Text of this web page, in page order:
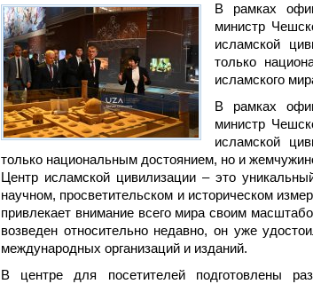
В рамках
министр
исламской
только
исламского
В рамках
министр
исламской
только национальным достоянием, но и
Центр исламской цивилизации – это
научном, просветительском и историческом
привлекает внимание всего мира своим
возведен относительно недавно, он уже
международных организаций и изданий.
В центре для посетителей подготовлены